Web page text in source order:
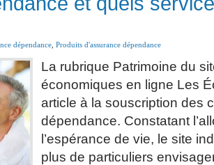
dépendance Produits d'assurance dépendance
La rubrique Patrimoine du
économiques en ligne Les
article à la souscription des
dépendance. Constatant
l’espérance de vie, le site
plus de particuliers